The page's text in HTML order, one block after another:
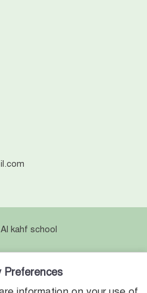
il.com
kahf school
Preferences